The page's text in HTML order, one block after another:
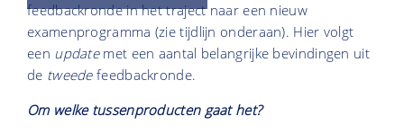
feedbackronde in het traject naar een nieuw
examenprogramma (zie tijdlijn onderaan). Hier volgt
een updatemet een aantal belangrijke bevindingen uit
de tweedefeedbackronde.
Om welke tussenproducten gaat het?